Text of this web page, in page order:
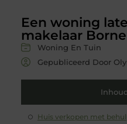
Een woning
makelaar Borne
Woning En Tuin
Gepubliceerd Door
Huis verkopen met